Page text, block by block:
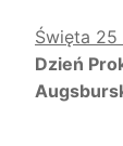
Święta
Dzień